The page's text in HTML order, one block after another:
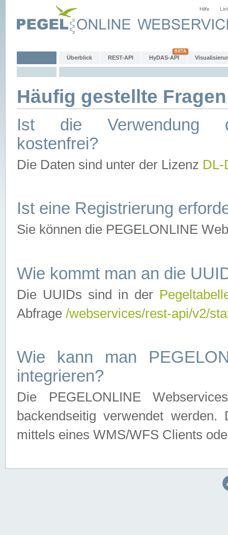
Hilfe
Überblick REST-API HyDAS-API
Häufig gestellte
Ist die Verwendung
kostenfrei?
Die Daten sind unter der Lizenz
Ist eine Registrierung
Sie können die PEGELONLINE
Wie kommt man an die
Die UUIDs sind in der
Abfrage /webservices/rest-api/v2/
Wie kann man
integrieren?
Die PEGELONLINE
backendseitig verwendet
mittels eines WMS/WFS Clients